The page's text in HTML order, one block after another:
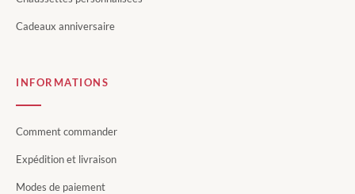
Cadeaux anniversaire
INFORMATIONS
Comment commander
Expédition et livraison
Modes de paiement